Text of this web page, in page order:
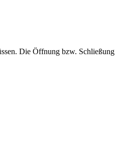
Die Öffnung bzw.